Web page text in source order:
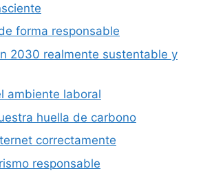
forma responsable
2030 realmente sustentable y
ambiente laboral
huella de carbono
correctamente
responsable